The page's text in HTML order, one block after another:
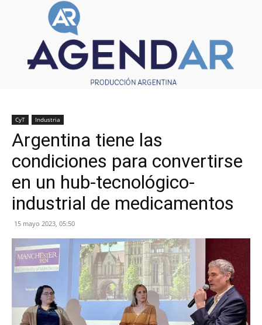
CyT Industria
Argentina tiene las
condiciones para convertirse
en un hub-tecnológico-
industrial de medicamentos
15 mayo 2023, 05:50